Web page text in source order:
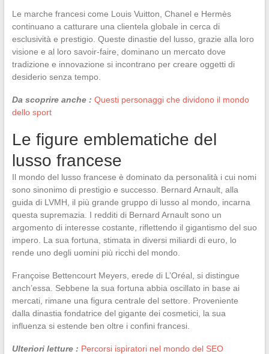
Le marche francesi come Louis Vuitton, Chanel e Hermès
continuano a catturare una clientela globale in cerca di
esclusività e prestigio. Queste dinastie del lusso, grazie alla loro
visione e al loro savoir-faire, dominano un mercato dove
tradizione e innovazione si incontrano per creare oggetti di
desiderio senza tempo.
Da scoprire anche : Questi personaggi che dividono il mondo
dello sport
Le figure emblematiche del
lusso francese
Il mondo del lusso francese è dominato da personalità i cui nomi
sono sinonimo di prestigio e successo. Bernard Arnault, alla
guida di LVMH, il più grande gruppo di lusso al mondo, incarna
questa supremazia. I redditi di Bernard Arnault sono un
argomento di interesse costante, riflettendo il gigantismo del suo
impero. La sua fortuna, stimata in diversi miliardi di euro, lo
rende uno degli uomini più ricchi del mondo.
Françoise Bettencourt Meyers, erede di L’Oréal, si distingue
anch’essa. Sebbene la sua fortuna abbia oscillato in base ai
mercati, rimane una figura centrale del settore. Proveniente
dalla dinastia fondatrice del gigante dei cosmetici, la sua
influenza si estende ben oltre i confini francesi.
Ulteriori letture : Percorsi ispiratori nel mondo del SEO